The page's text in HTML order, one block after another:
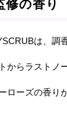
修の香り
は、調
からラストノ
ローズの香り